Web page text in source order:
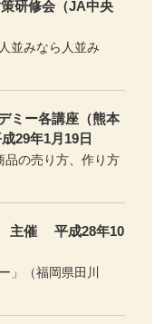
研修会（JA中央
並みなら人並み
ミー各講座（熊本
29年1月19日
の売り方、作り方
主催 平成28年10
」（福岡県田川